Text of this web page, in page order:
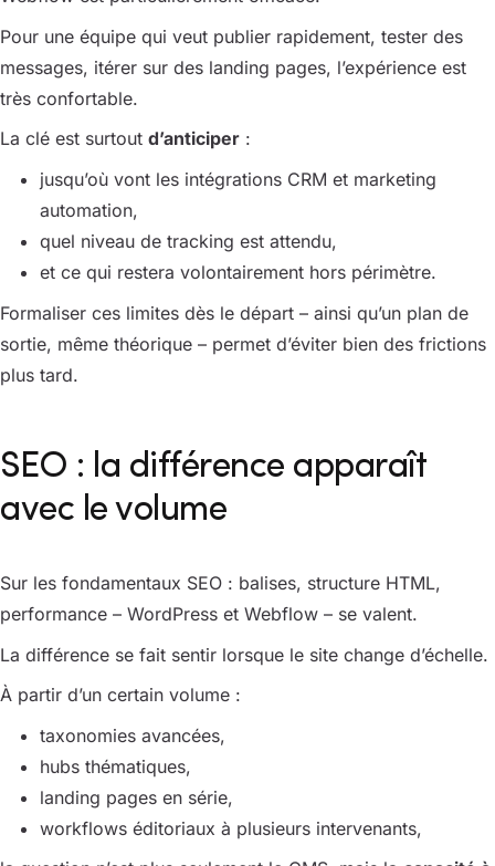
Pour une équipe qui veut publier rapidement, tester des
messages, itérer sur des landing pages, l’expérience est
très confortable.
La clé est surtout d’anticiper :
jusqu’où vont les intégrations CRM et marketing
automation,
quel niveau de tracking est attendu,
et ce qui restera volontairement hors périmètre.
Formaliser ces limites dès le départ – ainsi qu’un plan de
sortie, même théorique – permet d’éviter bien des frictions
plus tard.
SEO : la différence apparaît
avec le volume
Sur les fondamentaux SEO : balises, structure HTML,
performance – WordPress et Webflow – se valent.
La différence se fait sentir lorsque le site change d’échelle.
À partir d’un certain volume :
taxonomies avancées,
hubs thématiques,
landing pages en série,
workflows éditoriaux à plusieurs intervenants,